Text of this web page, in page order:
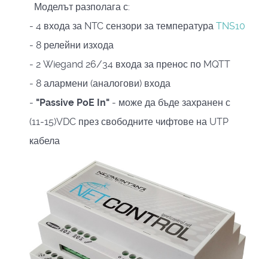
Моделът разполага с:
- 4 входа за NTC сензори за температура TNS10
- 8 релейни изхода
- 2 Wiegand 26/34 входа за пренос по MQTT
- 8 алармени (аналогови) входа
- "Passive PoE In" - може да бъде захранен с
(11-15)VDC през свободните чифтове на UTP
кабела